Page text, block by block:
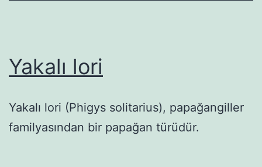
Yakalı lori
Yakalı lori (Phigys solitarius), papağangiller
familyasından bir papağan türüdür.